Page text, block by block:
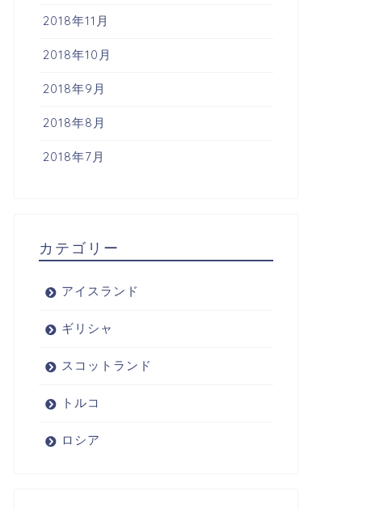
2018年11月
2018年10月
2018年9月
2018年8月
2018年7月
カテゴリー
アイスランド
ギリシャ
スコットランド
トルコ
ロシア